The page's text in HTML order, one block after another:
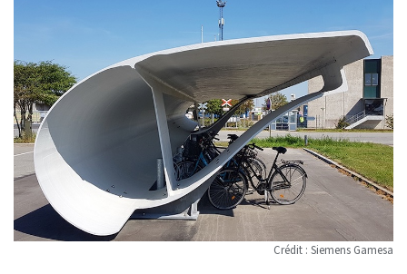
Crédit : Siemens Gamesa